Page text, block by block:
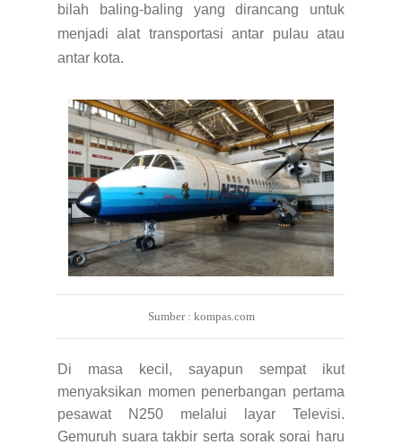
bilah baling-baling yang dirancang untuk
menjadi alat transportasi antar pulau atau
antar kota.
Sumber : kompas.com
Di masa kecil, sayapun sempat ikut
menyaksikan momen penerbangan pertama
pesawat N250 melalui layar Televisi.
Gemuruh suara takbir serta sorak sorai haru